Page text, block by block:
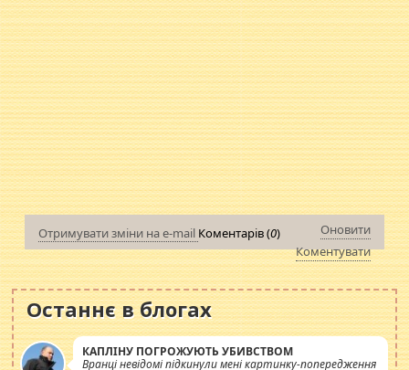
Отримувати зміни на e-mail Коментарів (0)
Оновити
Коментувати
Останнє в блогах
КАПЛІНУ ПОГРОЖУЮТЬ УБИВСТВОМ
Вранці невідомі підкинули мені картинку-попередження